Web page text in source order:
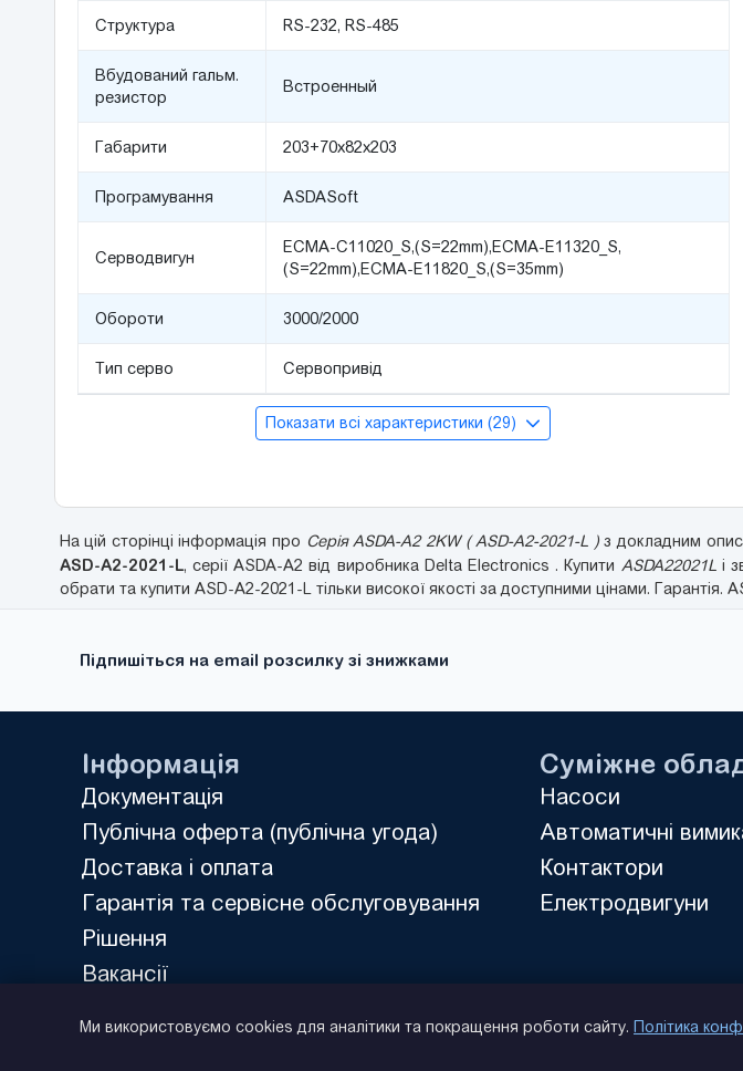
Структура RS-232, RS-485
Вбудований гальм.
резистор
Встроенный
Габарити 203+70х82х203
Програмування ASDASoft
Серводвигун
ECMA-С11020_S,(S=22mm),ECMA-Е11320_S,
(S=22mm),ECMA-Е11820_S,(S=35mm)
Обороти 3000/2000
Тип серво Сервопривід
Показати всі характеристики (29)
На цій сторінці інформація про Серія ASDA-A2 2KW ( ASD-A2-2021-L )з докладним
ASD-A2-2021-L, серії ASDA-A2 від виробника Delta Electronics . Купити ASDA22021L і
обрати та купити ASD-A2-2021-L тільки високої якості за доступними цінами. Гарантія.
Підпишіться на email розсилку зі знижками
Інформація
Документація
Публічна оферта (публічна угода)
Доставка і оплата
Гарантія та сервісне обслуговування
Рішення
Вакансії
Суміжне
Насоси
Автоматичні
Контактори
Електродвигуни
Ми використовуємо cookies для аналітики та покращення роботи сайту. Політика